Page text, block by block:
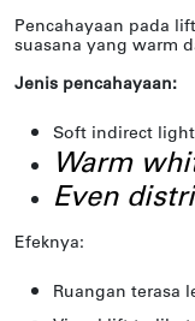
Pencahayaan pada
suasana yang warm
Jenis pencahayaan:
Soft indirect
Warm
Even
Efeknya:
Ruangan terasa